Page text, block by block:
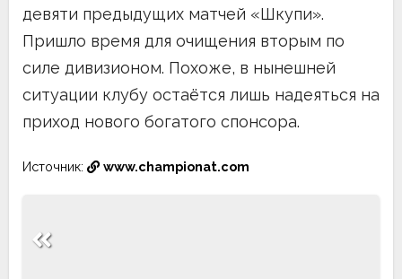
девяти предыдущих матчей «Шкупи».
Пришло время для очищения вторым по
силе дивизионом. Похоже, в нынешней
ситуации клубу остаётся лишь надеяться на
приход нового богатого спонсора.
Источник: www.championat.com
по